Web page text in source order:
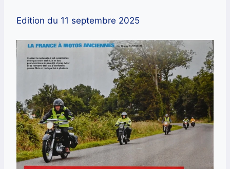
Edition du 11 septembre 2025